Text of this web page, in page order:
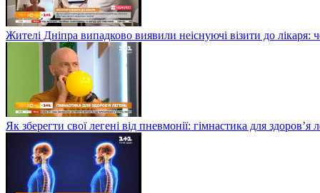
Жителі Дніпра випадково виявили неіснуючі візити до лікаря:
Як зберегти свої легені від пневмонії: гімнастика для здоров’я